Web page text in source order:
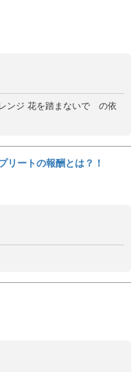
ンジ 花を踏まないで の依
リートの報酬とは？！